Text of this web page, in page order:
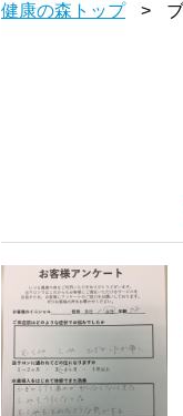
健康の森トップ